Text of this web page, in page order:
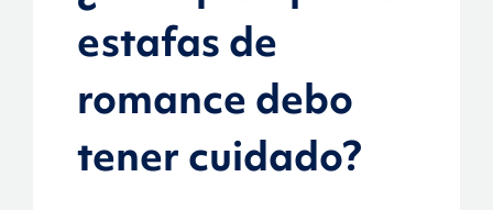
estafas de
romance debo
tener cuidado?